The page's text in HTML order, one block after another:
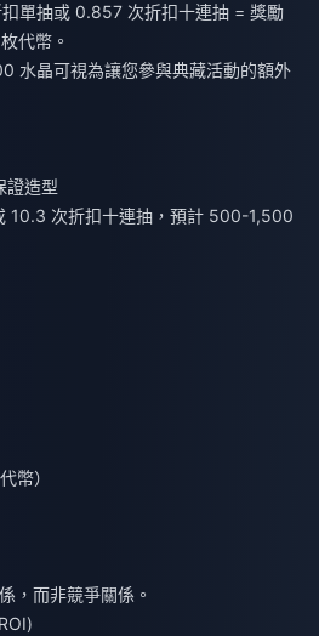
扣單抽或 0.857 次折扣十連抽 = 獎勵
代幣。
水晶可視為讓您參與典藏活動的額外
證造型
10.3 次折扣十連抽，預計 500-1,500
幣）
，而非競爭關係。